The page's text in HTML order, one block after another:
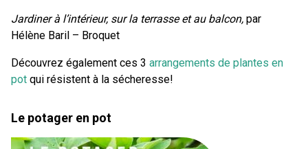
Jardiner à l’intérieur, sur la terrasse et au balcon, par
Hélène Baril – Broquet
Découvrez également ces 3 arrangements de plantes en
pot qui résistent à la sécheresse!
Le potager en pot